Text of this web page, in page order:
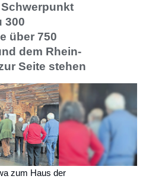
300
über 750
dem Rhein-
Seite stehen
zum Haus der